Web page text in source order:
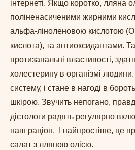
інтернеті. Якщо коротко, лляна
поліненасиченими жирними
альфа-ліноленовою кислотою
кислота), та антиоксидантами.
протизапальні властивості,
холестерину в організмі
систему, і стане в нагоді в
шкірою. Звучить непогано,
дієтологи радять регулярно
наш раціон. І найпростіше, це
салат з лляною олією.